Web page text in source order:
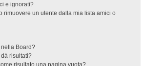
e ignorati?
rimuovere un utente dalla mia lista amici o
Board?
risultati?
risultato una pagina vuota?